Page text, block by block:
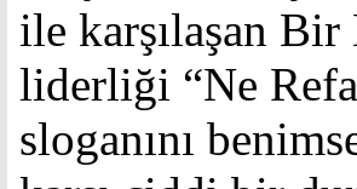
ile karşılaşan Bir
liderliği “Ne
sloganını